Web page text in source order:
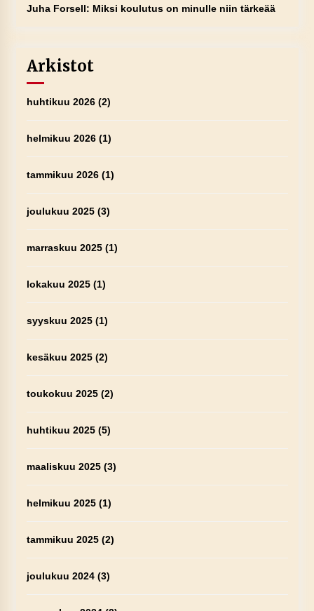
Juha Forsell: Miksi koulutus on minulle niin tärkeää
Arkistot
huhtikuu 2026(2)
helmikuu 2026(1)
tammikuu 2026(1)
joulukuu 2025(3)
marraskuu 2025(1)
lokakuu 2025(1)
syyskuu 2025(1)
kesäkuu 2025(2)
toukokuu 2025(2)
huhtikuu 2025(5)
maaliskuu 2025(3)
helmikuu 2025(1)
tammikuu 2025(2)
joulukuu 2024(3)